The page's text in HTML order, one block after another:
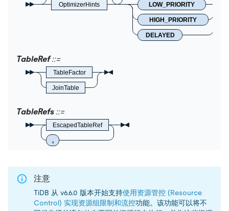
OptimizerHints LOW_PRIORITY
HIGH_PRIORITY
DELAYED
TableRef
TableFactor
JoinTable
TableRefs
EscapedTableRef
,
注意
TiDB 从 v6.6.0 版本开始支持使用资源管控 (Resource
Control) 实现资源组限制和流控功能。该功能可以将不